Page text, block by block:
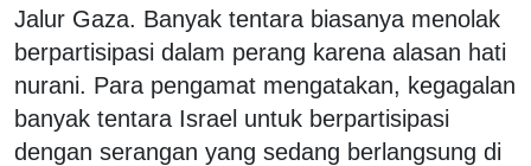
Jalur Gaza. Banyak tentara biasanya menolak
berpartisipasi dalam perang karena alasan hati
nurani. Para pengamat mengatakan, kegagalan
banyak tentara Israel untuk berpartisipasi
dengan serangan yang sedang berlangsung di